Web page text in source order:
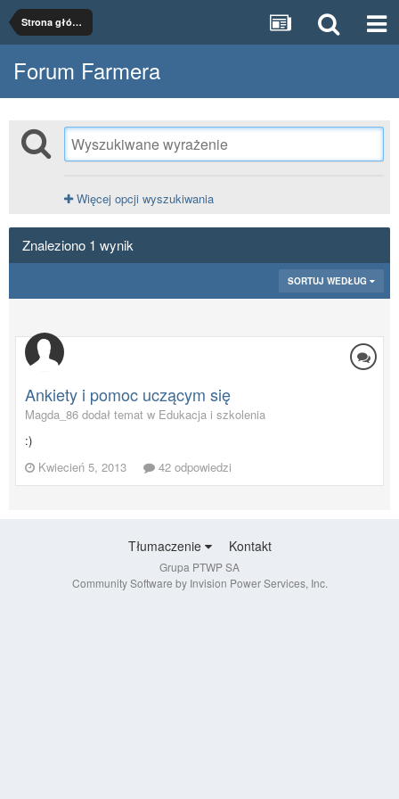
Strona główna
Forum Farmera
Więcej opcji wyszukiwania
Znaleziono 1 wynik
SORTUJ WEDŁUG
Ankiety i pomoc uczącym się
Magda_86 dodał temat w Edukacja i szkolenia
:)
Kwiecień 5, 2013
42 odpowiedzi
Tłumaczenie Kontakt
Grupa PTWP SA
Community Software by Invision Power Services, Inc.